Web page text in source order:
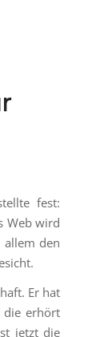
fest:
Web wird
allem den
Er hat
die erhört
jetzt die